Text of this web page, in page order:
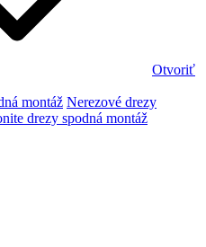
Otvoriť
montáž Nerezové drezy
drezy spodná montáž